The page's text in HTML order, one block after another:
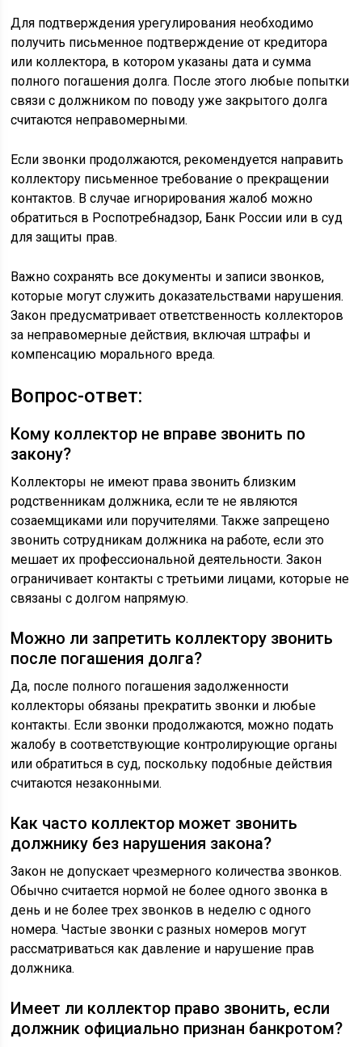
Для подтверждения урегулирования необходимо
получить письменное подтверждение от кредитора
или коллектора, в котором указаны дата и сумма
полного погашения долга. После этого любые попытки
связи с должником по поводу уже закрытого долга
считаются неправомерными.
Если звонки продолжаются, рекомендуется направить
коллектору письменное требование о прекращении
контактов. В случае игнорирования жалоб можно
обратиться в Роспотребнадзор, Банк России или в суд
для защиты прав.
Важно сохранять все документы и записи звонков,
которые могут служить доказательствами нарушения.
Закон предусматривает ответственность коллекторов
за неправомерные действия, включая штрафы и
компенсацию морального вреда.
Вопрос-ответ:
Кому коллектор не вправе звонить по
закону?
Коллекторы не имеют права звонить близким
родственникам должника, если те не являются
созаемщиками или поручителями. Также запрещено
звонить сотрудникам должника на работе, если это
мешает их профессиональной деятельности. Закон
ограничивает контакты с третьими лицами, которые не
связаны с долгом напрямую.
Можно ли запретить коллектору звонить
после погашения долга?
Да, после полного погашения задолженности
коллекторы обязаны прекратить звонки и любые
контакты. Если звонки продолжаются, можно подать
жалобу в соответствующие контролирующие органы
или обратиться в суд, поскольку подобные действия
считаются незаконными.
Как часто коллектор может звонить
должнику без нарушения закона?
Закон не допускает чрезмерного количества звонков.
Обычно считается нормой не более одного звонка в
день и не более трех звонков в неделю с одного
номера. Частые звонки с разных номеров могут
рассматриваться как давление и нарушение прав
должника.
Имеет ли коллектор право звонить, если
должник официально признан банкротом?